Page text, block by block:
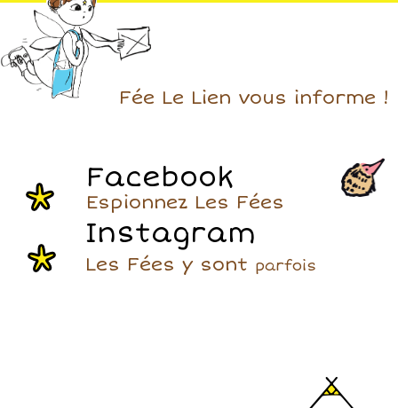
Fée Le Lien vous informe !
Facebook
Espionnez Les Fées
Instagram
Les Fées y sont parfois